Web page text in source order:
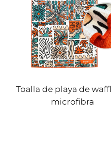
Toalla de playa de
microfibra